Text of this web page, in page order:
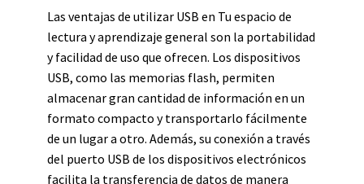
Las ventajas de utilizar USB en Tu espacio de
lectura y aprendizaje general son la portabilidad
y facilidad de uso que ofrecen. Los dispositivos
USB, como las memorias flash, permiten
almacenar gran cantidad de información en un
formato compacto y transportarlo fácilmente
de un lugar a otro. Además, su conexión a través
del puerto USB de los dispositivos electrónicos
facilita la transferencia de datos de manera